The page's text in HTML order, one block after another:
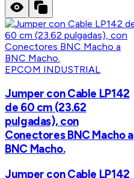
EPCOM INDUSTRIAL
Jumper con Cable LP142
de 60 cm (23.62
pulgadas), con
Conectores BNC Macho a
BNC Macho.
Jumper con Cable LP142